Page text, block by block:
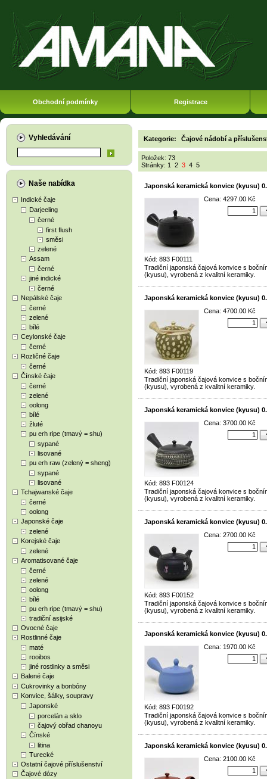
Obchodní podmínky Registrace
Vyhledávání
Naše nabídka
Indické čaje
Darjeeling
černé
first flush
směsi
zelené
Assam
černé
jiné indické
černé
Nepálské čaje
černé
zelené
bílé
Ceylonské čaje
černé
Rozličné čaje
černé
Čínské čaje
černé
zelené
oolong
bílé
žluté
pu erh ripe (tmavý = shu)
sypané
lisované
pu erh raw (zelený = sheng)
sypané
lisované
Tchajwanské čaje
černé
oolong
Japonské čaje
zelené
Korejské čaje
zelené
Aromatisované čaje
černé
zelené
oolong
bílé
pu erh ripe (tmavý = shu)
tradiční asijské
Ovocné čaje
Rostlinné čaje
maté
rooibos
jiné rostlinky a směsi
Balené čaje
Cukrovinky a bonbóny
Konvice, šálky, soupravy
Japonské
porcelán a sklo
čajový obřad chanoyu
Čínské
litina
Turecké
Ostatní čajové příslušenství
Čajové dózy
Kategorie: Čajové nádobí a
Položek: 73
Stránky: 1 2 3 4 5
Japonská keramická konvice (kyusu)
Kód: 893 F00111
Cena: 4297.00 Kč
Tradiční japonská čajová konvice s
(kyusu), vyrobená z kvalitní keramiky.
Japonská keramická konvice (kyusu)
Kód: 893 F00119
Cena: 4700.00 Kč
Tradiční japonská čajová konvice s
(kyusu), vyrobená z kvalitní keramiky.
Japonská keramická konvice (kyusu)
Kód: 893 F00124
Cena: 3700.00 Kč
Tradiční japonská čajová konvice s
(kyusu), vyrobená z kvalitní keramiky.
Japonská keramická konvice (kyusu)
Kód: 893 F00152
Cena: 2700.00 Kč
Tradiční japonská čajová konvice s
(kyusu), vyrobená z kvalitní keramiky.
Japonská keramická konvice (kyusu)
Kód: 893 F00192
Cena: 1970.00 Kč
Tradiční japonská čajová konvice s
(kyusu), vyrobená z kvalitní keramiky.
Japonská keramická konvice (kyusu)
Cena: 2100.00 Kč